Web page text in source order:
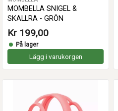
MOMBELLA SNIGEL &
SKALLRA - GRÖN
Kr 199,00
På lager
Lägg i varukorgen